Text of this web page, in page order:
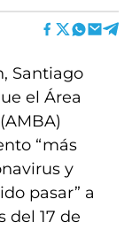
Santiago
el Área
“más
y
pasar” a
del 17 de